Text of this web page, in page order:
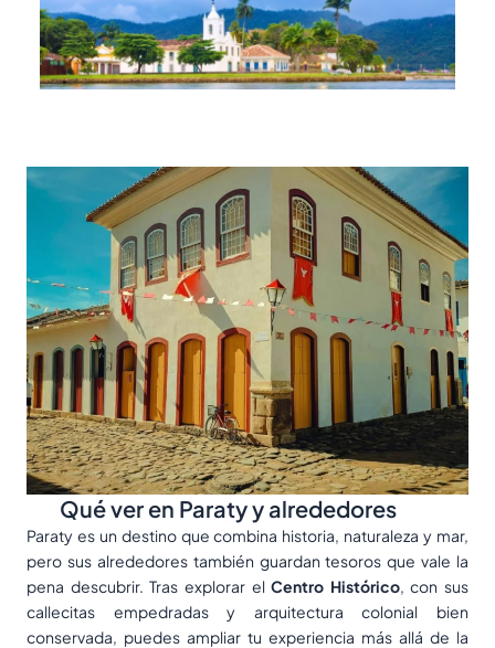
Qué ver en Paraty y alrededores
Paraty es un destino que combina historia, naturaleza y mar,
pero sus alrededores también guardan tesoros que vale la
pena descubrir. Tras explorar elCentro Histórico, con sus
callecitas empedradas y arquitectura colonial bien
conservada, puedes ampliar tu experiencia más allá de la